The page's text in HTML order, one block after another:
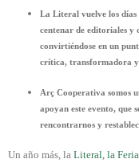
La Literal vuelve los días
centenar de editoriales y
convirtiéndose en un
crítica, transformadora
Arç Cooperativa somos
apoyan este evento, que
rencontrarnos y
Un año más, la Literal, la